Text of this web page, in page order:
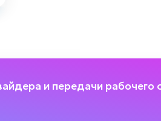
и передачи